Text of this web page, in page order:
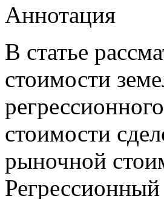
Аннотация
В статье
стоимости
стоимости
рыночной